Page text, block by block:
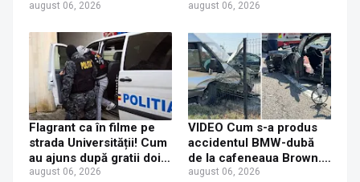
iPhone 17 Pro Max, dar
o jucărie de plastic
august 06, 2026
pierdut viața după ce un
asigure
august 06, 2026
Flagrant ca în filme pe
strada Universității! Cum
au ajuns după gratii doi
tineri care au furat
august 06, 2026
VIDEO Cum s-a produs
accidentul BMW-dubă
de la cafeneaua Brown.
Concluzia polițiștilor
august 06, 2026